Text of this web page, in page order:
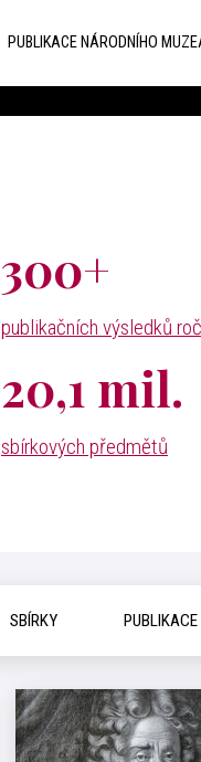
PUBLIKACE NÁRODNÍHO
300+
publikačních výsledků
20,1 mil.
sbírkových předmětů
SBÍRKY PUBLIKACE